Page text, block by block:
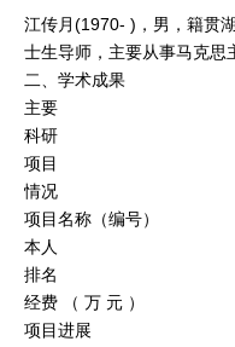
江传月(1970- )，男，籍贯
士生导师，主要从事马克思
二、学术成果
主要
科研
项目
情况
项目名称（编号）
本人
排名
经费 （ 万 元 ）
项目进展